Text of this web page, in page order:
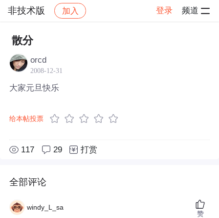
非技术版 加入 登录 频道
社区
散分
orcd
2008-12-31
大家元旦快乐
给本帖投票
117 29 打赏
全部评论
windy_L_sa
赞